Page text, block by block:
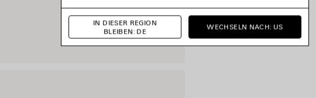
IN DIESER REGION
BLEIBEN: DE
WECHSELN NACH: US